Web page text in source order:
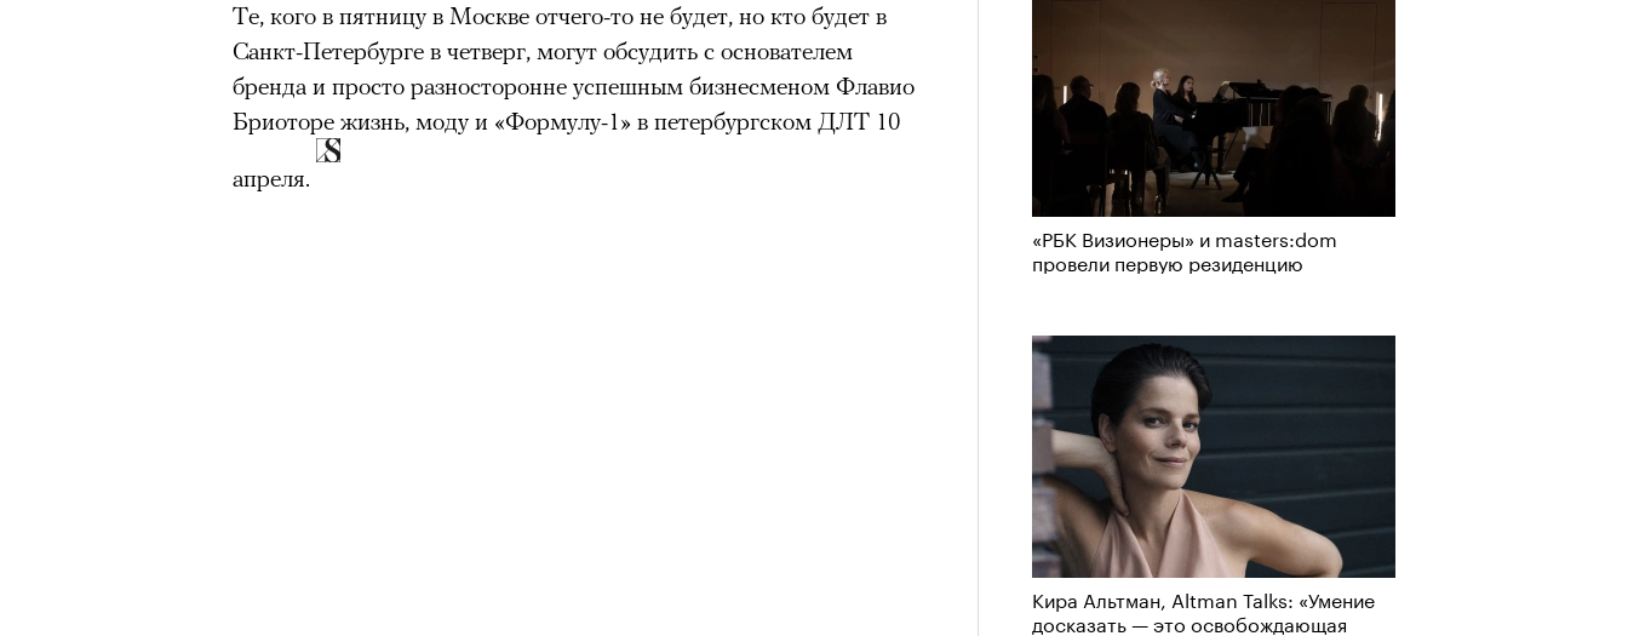
«РБК Визионеры» и masters:dom
провели первую резиденцию
Кира Альтман, Altman Talks: «Умение
досказать — это освобождающая
Те, кого в пятницу в Москве отчего-то не будет, но кто будет в
Санкт-Петербурге в четверг, могут обсудить с основателем
бренда и просто разносторонне успешным бизнесменом Флавио
Бриоторе жизнь, моду и «Формулу-1» в петербургском ДЛТ 10
апреля.